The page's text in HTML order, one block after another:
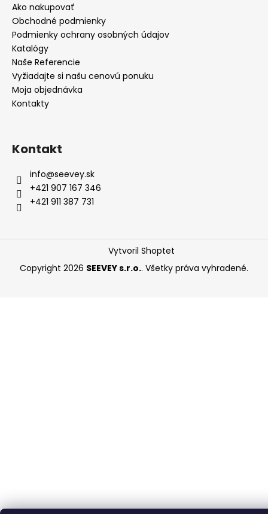
Ako nakupovať
Obchodné podmienky
Podmienky ochrany osobných údajov
Katalógy
Naše Referencie
Vyžiadajte si našu cenovú ponuku
Moja objednávka
Kontakty
Kontakt
info@seevey.sk
+421 907 167 346
+421 911 387 731
Vytvoril Shoptet
Copyright 2026 SEEVEY s.r.o.. Všetky práva vyhradené.